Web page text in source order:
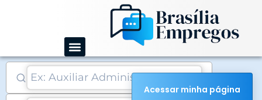
conteúdo
Acessar minha página